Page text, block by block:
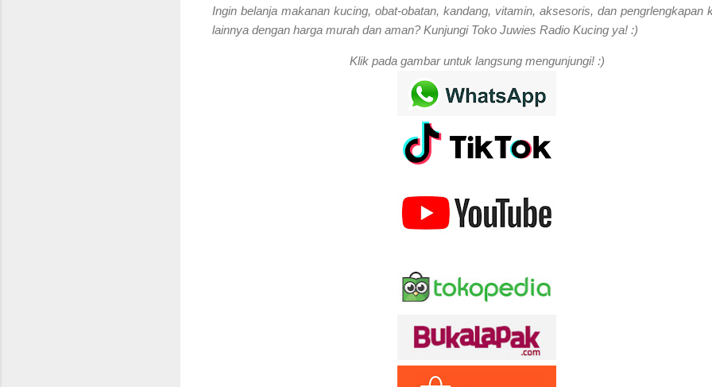
Ingin belanja makanan kucing, obat-obatan, kandang, vitamin, aksesoris, dan pengrlengkapan
lainnya dengan harga murah dan aman? Kunjungi Toko Juwies Radio Kucing ya! :)
Klik pada gambar untuk langsung mengunjungi! :)